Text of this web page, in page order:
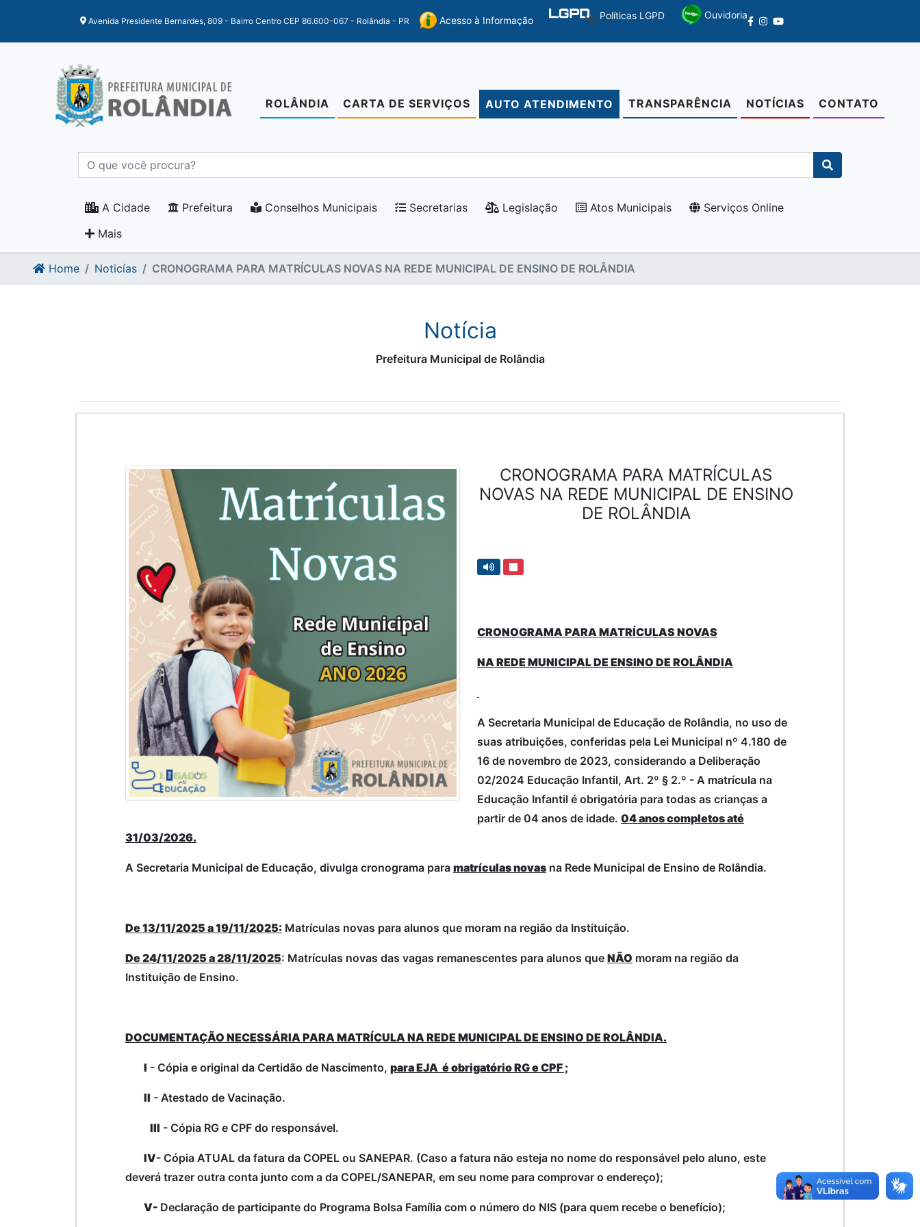
Avenida Presidente Bernardes, 809 - Bairro Centro CEP 86.600-067 - Rolândia - PR Acesso à Informação Políticas LGPD Ouvidoria
ROLÂNDIA CARTA DE SERVIÇOS AUTO ATENDIMENTO TRANSPARÊNCIA NOTÍCIAS CONTATO
A Cidade Prefeitura Conselhos Municipais Secretarias Legislação Atos Municipais
Serviços Online
Mais
Home Noticías CRONOGRAMA PARA MATRÍCULAS NOVAS NA REDE MUNICIPAL DE ENSINO DE ROLÂNDIA
Notícia
Prefeitura Municipal de Rolândia
CRONOGRAMA PARA MATRÍCULAS
NOVAS NA REDE MUNICIPAL DE ENSINO
DE ROLÂNDIA
CRONOGRAMA PARA MATRÍCULAS NOVAS
NA REDE MUNICIPAL DE ENSINO DE ROLÂNDIA
A Secretaria Municipal de Educação de Rolândia, no uso de
suas atribuições, conferidas pela Lei Municipal nº 4.180 de
16 de novembro de 2023, considerando a Deliberação
02/2024 Educação Infantil, Art. 2º § 2.º - A matrícula na
Educação Infantil é obrigatória para todas as crianças a
partir de 04 anos de idade. 04 anos completos até
31/03/2026.
A Secretaria Municipal de Educação, divulga cronograma para matrículas novas na Rede Municipal de Ensino de Rolândia.
De 13/11/2025 a 19/11/2025: Matrículas novas para alunos que moram na região da Instituição.
De 24/11/2025 a 28/11/2025: Matrículas novas das vagas remanescentes para alunos que NÃO moram na região da
Instituição de Ensino.
DOCUMENTAÇÃO NECESSÁRIA PARA MATRÍCULA NA REDE MUNICIPAL DE ENSINO DE ROLÂNDIA.
I - Cópia e original da Certidão de Nascimento, para EJA é obrigatório RG e CPF ;
II - Atestado de Vacinação.
III - Cópia RG e CPF do responsável.
IV- Cópia ATUAL da fatura da COPEL ou SANEPAR. (Caso a fatura não esteja no nome do responsável pelo aluno, este
deverá trazer outra conta junto com a da COPEL/SANEPAR, em seu nome para comprovar o endereço);
V- Declaração de participante do Programa Bolsa Família com o número do NIS (para quem recebe o benefício);